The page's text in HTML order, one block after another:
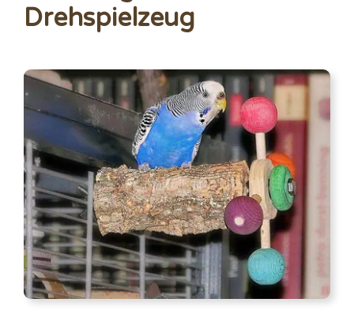
Drehspielzeug